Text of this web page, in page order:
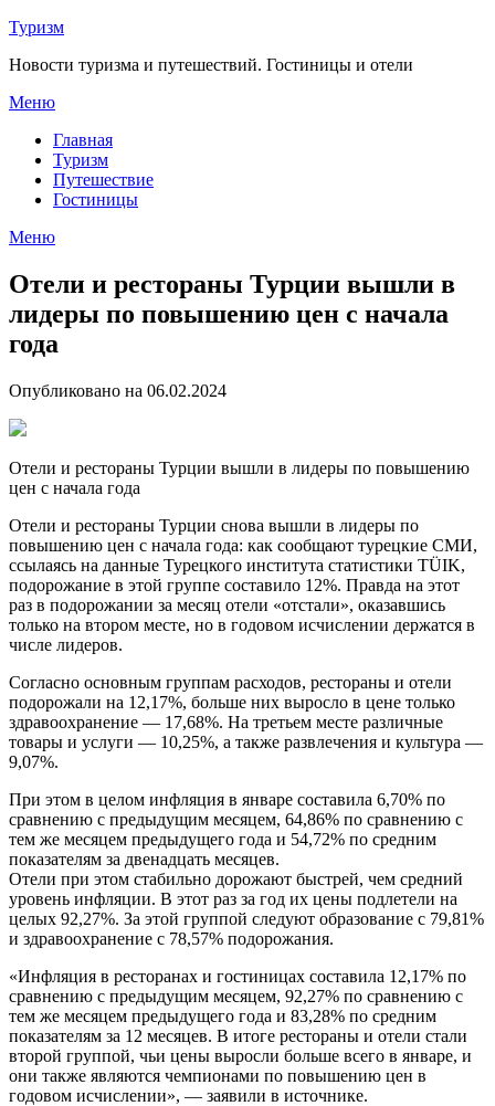
Перейти
содержимому
Туризм
Новости туризма и путешествий. Гостиницы и отели
Меню
Главная
Туризм
Путешествие
Гостиницы
Меню
Отели и рестораны Турции вышли в
лидеры по повышению цен с начала
года
Опубликовано на 06.02.2024
Отели и рестораны Турции вышли в лидеры по повышению
цен с начала года
Отели и рестораны Турции снова вышли в лидеры по
повышению цен с начала года: как сообщают турецкие СМИ,
ссылаясь на данные Турецкого института статистики TÜIK,
подорожание в этой группе составило 12%. Правда на этот
раз в подорожании за месяц отели «отстали», оказавшись
только на втором месте, но в годовом исчислении держатся в
числе лидеров.
Согласно основным группам расходов, рестораны и отели
подорожали на 12,17%, больше них выросло в цене только
здравоохранение — 17,68%. На третьем месте различные
товары и услуги — 10,25%, а также развлечения и культура —
9,07%.
При этом в целом инфляция в январе составила 6,70% по
сравнению с предыдущим месяцем, 64,86% по сравнению с
тем же месяцем предыдущего года и 54,72% по средним
показателям за двенадцать месяцев.
Отели при этом стабильно дорожают быстрей, чем средний
уровень инфляции. В этот раз за год их цены подлетели на
целых 92,27%. За этой группой следуют образование с 79,81%
и здравоохранение с 78,57% подорожания.
«Инфляция в ресторанах и гостиницах составила 12,17% по
сравнению с предыдущим месяцем, 92,27% по сравнению с
тем же месяцем предыдущего года и 83,28% по средним
показателям за 12 месяцев. В итоге рестораны и отели стали
второй группой, чьи цены выросли больше всего в январе, и
они также являются чемпионами по повышению цен в
годовом исчислении», — заявили в источнике.